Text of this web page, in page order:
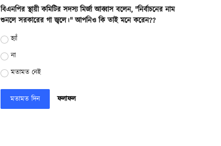
বিএনপির স্থায়ী কমিটির সদস্য মির্জা আব্বাস বলেন, "নির্বাচনের নাম
শুনলে সরকারের গা জ্বলে।" আপনিও কি তাই মনে করেন??
হ্যাঁ
না
মতামত নেই
মতামত দিন ফলাফল